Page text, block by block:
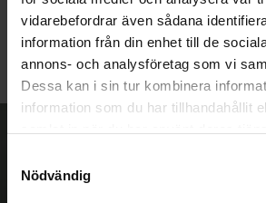
vidarebefordrar även sådana
information från din enhet till de
annons- och analysföretag som vi
Dessa kan i sin tur kombinera
information som du har tillhandahållit
Nödvändig